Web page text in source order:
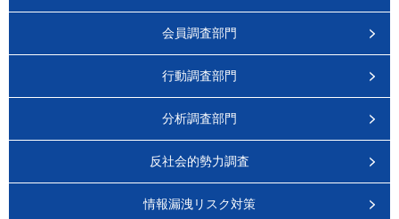
会員調査部門
行動調査部門
分析調査部門
反社会的勢力調査
情報漏洩リスク対策